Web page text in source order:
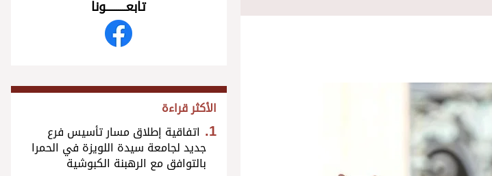
تابعــــــــــونا
الأكثر قراءة
اتفاقية إطلاق مسار تأسيس فرع
جديد لجامعة سيدة اللويزة في الحمرا
بالتوافق مع الرهبنة الكبوشية